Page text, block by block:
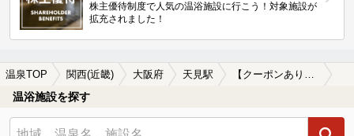
株主優待制度で人気の温浴施設に行こう！対象施設が
拡充されました！
温泉TOP 関西(近畿) 大阪府 天見駅 【クーポンあり】天見駅近くの温泉宿・温泉旅館・ホテルおすすめ(2026年版)
温浴施設を探す